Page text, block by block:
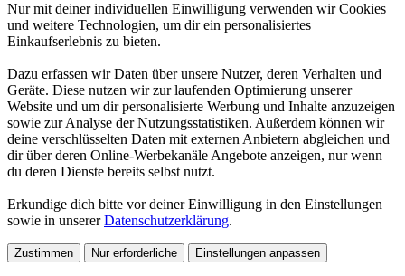
Nur mit deiner individuellen Einwilligung verwenden wir Cookies
und weitere Technologien, um dir ein personalisiertes
Einkaufserlebnis zu bieten.
Dazu erfassen wir Daten über unsere Nutzer, deren Verhalten und
Geräte. Diese nutzen wir zur laufenden Optimierung unserer
Website und um dir personalisierte Werbung und Inhalte anzuzeigen
sowie zur Analyse der Nutzungsstatistiken. Außerdem können wir
deine verschlüsselten Daten mit externen Anbietern abgleichen und
dir über deren Online-Werbekanäle Angebote anzeigen, nur wenn
du deren Dienste bereits selbst nutzt.
Erkundige dich bitte vor deiner Einwilligung in den Einstellungen
sowie in unsererDatenschutzerklärung.
Zustimmen Nur erforderliche Einstellungen anpassen